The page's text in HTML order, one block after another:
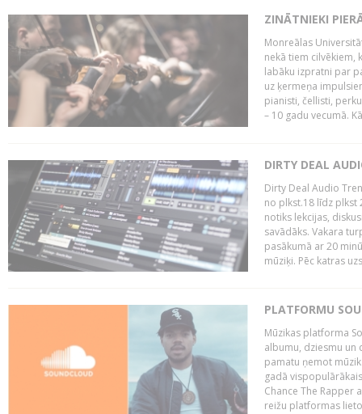
ZINĀTNIEKI
Monreālas
nekā tiem cilvēkiem,
labāku izpratni par
uz ķermeņa
pianisti, čellisti,
– 10 gadu vecumā.
DIRTY DEAL
Dirty Deal Audio
no plkst.18 līdz plkst
notiks lekcijas,
savādāks. Vakara
pasākumā ar 20
mūziķi. Pēc katras
PLATFORMU
Mūzikas platforma
albumu, dziesmu un
pamatu ņemot
gadā
Chance The Rapper
reižu platformas